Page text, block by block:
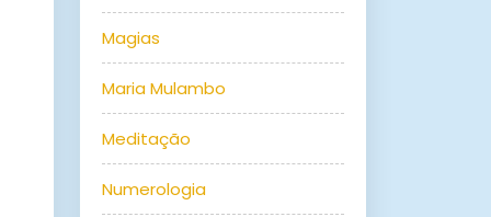
Magias
Maria Mulambo
Meditação
Numerologia